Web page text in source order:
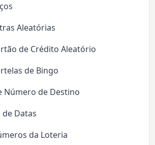
Aleatórias
de Crédito Aleatório
de Bingo
Número de Destino
de Datas
da Loteria